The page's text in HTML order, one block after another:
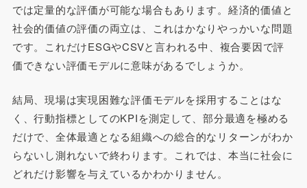
では定量的な評価が可能な場合もあります。経済的価値と
社会的価値の評価の両立は、これはかなりやっかいな問題
です。これだけESGやCSVと言われる中、複合要因で評
価できない評価モデルに意味があるでしょうか。
結局、現場は実現困難な評価モデルを採用することはな
く、行動指標としてのKPIを測定して、部分最適を極める
だけで、全体最適となる組織への総合的なリターンがわか
らないし測れないで終わります。これでは、本当に社会に
どれだけ影響を与えているかわかりません。